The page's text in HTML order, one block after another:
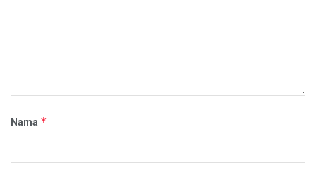
Nama *